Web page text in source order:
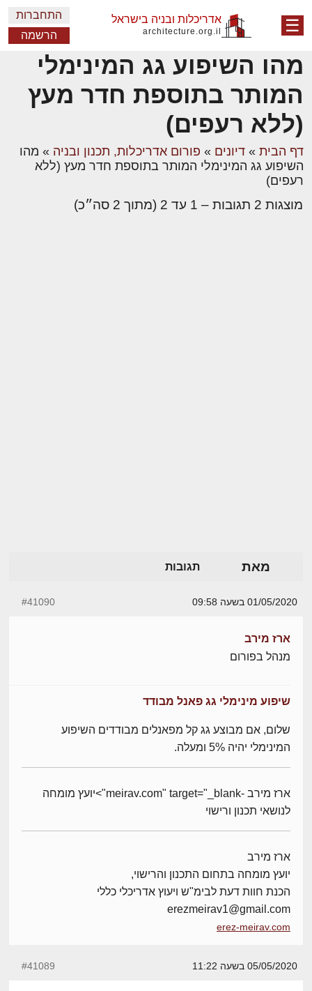
☰ אדריכלות ובניה בישראל
architecture.org.il
התחברות
הרשמה
מהו השיפוע גג המינימלי
המותר בתוספת חדר מעץ
(ללא רעפים)
דף הבית » דיונים » פורום אדריכלות, תכנון ובניה » מהו
השיפוע גג המינימלי המותר בתוספת חדר מעץ (ללא
רעפים)
מוצגות 2 תגובות – 1 עד 2 (מתוך 2 סה״כ)
מאת תגובות
01/05/2020 בשעה 09:58 #41090
ארז מירב
מנהל בפורום
שיפוע מינימלי גג פאנל מבודד
שלום, אם מבוצע גג קל מפאנלים מבודדים השיפוע
המינימלי יהיה 5% ומעלה.
ארז מירב -meirav.com" target="_blank">יועץ מומחה
לנושאי תכנון ורישוי
ארז מירב
יועץ מומחה בתחום התכנון והרישוי,
הכנת חוות דעת לבימ"ש ויעוץ אדריכלי כללי
erezmeirav1@gmail.com
erez-meirav.com
05/05/2020 בשעה 11:22 #41089